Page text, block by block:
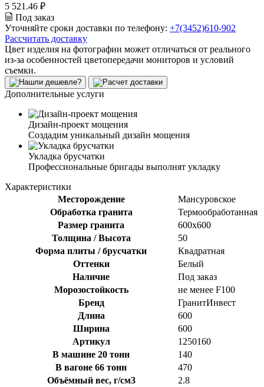
5 521.46 ₽
Под заказ
Уточняйте сроки доставки по телефону: +7(3452)610-902
Рассчитать доставку
Цвет изделия на фотографии может отличаться от реального
из-за особенностей цветопередачи мониторов и условий
съемки.
Дополнительные услуги
Дизайн-проект мощения
Создадим уникальный дизайн мощения
Укладка брусчатки
Профессиональные бригады выполнят укладку
Характеристики
Месторождение
Мансуровское
Обработка гранита
Термообработанная
Размер гранита
600х600
Толщина / Высота
50
Форма плиты / брусчатки
Квадратная
Оттенки
Белый
Наличие
Под заказ
Морозостойкость
не менее F100
Бренд
ГранитИнвест
Длина
600
Ширина
600
Артикул
1250160
В машине 20 тонн
140
В вагоне 66 тонн
470
Объёмный вес, г/см3
2.8